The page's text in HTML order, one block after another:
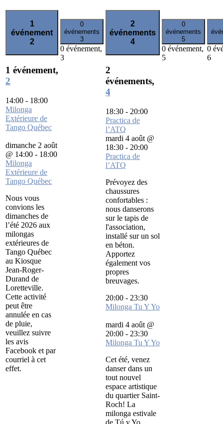
1
événement
2
1 événement,
2
14:00 - 18:00
Milonga
Extérieure de
Tango Québec
dimanche 2 août
@ 14:00 - 18:00
Milonga
Extérieure de
Tango Québec
Nous vous
convions les
dimanches de
l’été 2026 aux
milongas
extérieures de
Tango Québec
au Kiosque
Jean-Roger-
Durand de
Loretteville.
Cette activité
peut être
annulée en cas
de pluie,
veuillez suivre
les avis
Facebook et par
courriel à cet
effet.
0
événements
3
0 événement,
3
2
événements
4
2
événements,
4
18:30 - 20:00
Practica de
l’ATQ
mardi 4 août @
18:30 - 20:00
Practica de
l’ATQ
Prévoyez des
chaussures
confortables :
nous danserons
sur le tapis de
l'association,
installé sur un sol
en béton.
Apportez
également vos
propres
breuvages.
20:00 - 23:30
Milonga Tu Y Yo
mardi 4 août @
20:00 - 23:30
Milonga Tu Y Yo
Cet été, venez
danser dans un
tout nouvel
espace artistique
du quartier Saint-
Roch! La
milonga estivale
de Tú y Yo
0
événements
5
0 événement,
5
0
6